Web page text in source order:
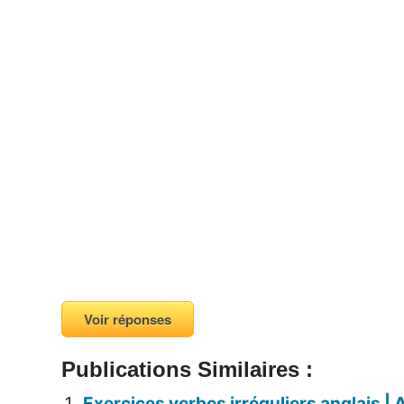
Voir réponses
Publications Similaires :